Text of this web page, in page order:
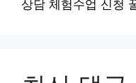
상담 체험수업 신청